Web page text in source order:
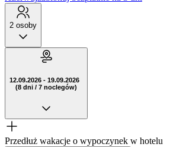
2 osoby
12.09.2026 - 19.09.2026
(8 dni / 7 noclegów)
Przedłuż wakacje o wypoczynek w hotelu